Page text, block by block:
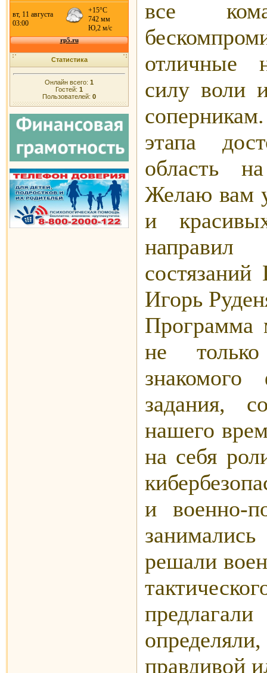
Статистика
Онлайн всего: 1
Гостей: 1
Пользователей: 0
все
отличные
силу воли
этапа
область
Желаю вам
и
направил
состязаний
Игорь
Программа
не
задания,
нашего
на себя
и военно-
решали
правдивой